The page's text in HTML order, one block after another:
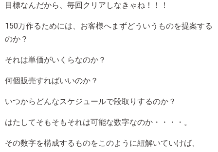
目標なんだから、毎回クリアしなきゃね！！！
150万作るためには、お客様へまずどういうものを提案する
のか？
それは単価がいくらなのか？
何個販売すればいいのか？
いつからどんなスケジュールで段取りするのか？
はたしてそもそもそれは可能な数字なのか・・・・。
その数字を構成するものをこのように紐解いていけば、